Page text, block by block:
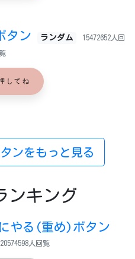
タン ランダム 15472652人回
覧
してね
ンをもっと見る
キング
やる(重め)ボタン
20574598人回覧